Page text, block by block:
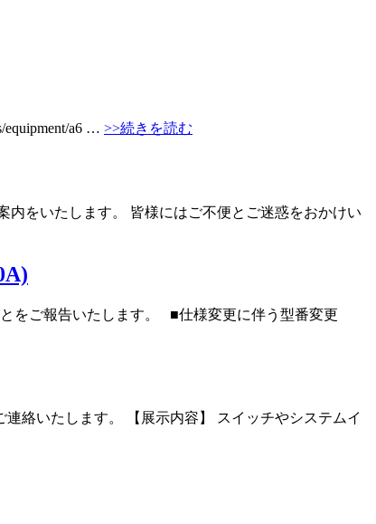
a6 … >>続きを読む
をいたします。 皆様にはご不便とご迷惑をおかけい
をご報告いたします。 ■仕様変更に伴う型番変更
絡いたします。 【展示内容】 スイッチやシステムイ